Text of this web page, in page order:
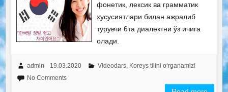
фонетик, лексик ва грамматик
хусусиятлари билан ажралиб
турувчи 6та диалектни ўз ичига
олади.
admin 19.03.2020 Videodars, Koreys tilini o‘rganamiz!
No Comments